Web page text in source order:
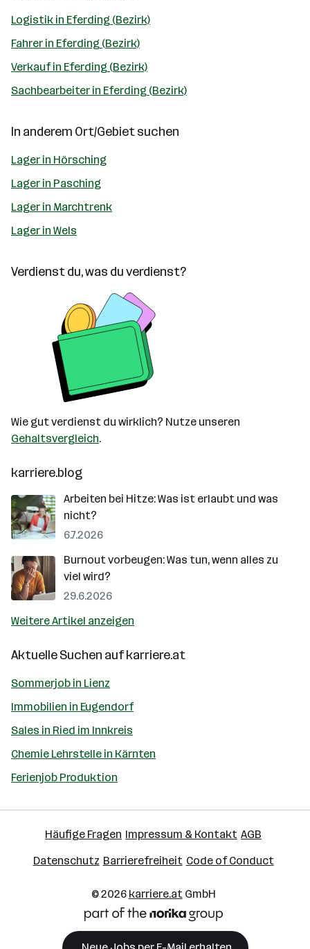
Logistik in Eferding (Bezirk)
Fahrer in Eferding (Bezirk)
Verkauf in Eferding (Bezirk)
Sachbearbeiter in Eferding (Bezirk)
In anderem Ort/Gebiet suchen
Lager in Hörsching
Lager in Pasching
Lager in Marchtrenk
Lager in Wels
Verdienst du, was du verdienst?
Wie gut verdienst du wirklich? Nutze unseren
Gehaltsvergleich.
karriere.blog
Arbeiten bei Hitze: Was ist erlaubt und was
nicht?
6.7.2026
Burnout vorbeugen: Was tun, wenn alles zu
viel wird?
29.6.2026
Weitere Artikel anzeigen
Aktuelle Suchen aufkarriere.at
Sommerjob in Lienz
Immobilien in Eugendorf
Sales in Ried im Innkreis
Chemie Lehrstelle in Kärnten
Ferienjob Produktion
Häufige Fragen Impressum & Kontakt AGB
Datenschutz Barrierefreiheit Code of Conduct
© 2026 karriere.atGmbH